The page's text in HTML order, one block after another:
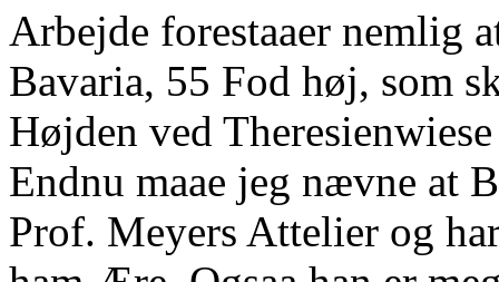
Arbejde forestaaer nemlig
Bavaria, 55 Fod høj, som
Højden ved
Endnu maae jeg nævne at
Prof. Meyers Attelier og